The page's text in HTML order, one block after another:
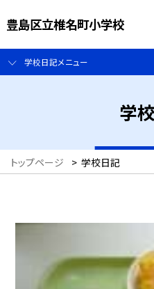
豊島区立椎名町小学校
学校日記メニュー
学
トップページ > 学校日記